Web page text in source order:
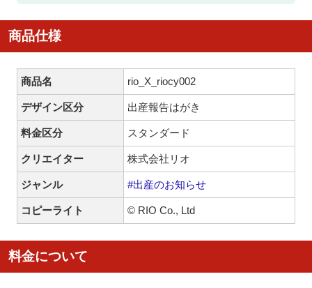
商品仕様
商品名 rio_X_riocy002
デザイン区分 出産報告はがき
料金区分 スタンダード
クリエイター 株式会社リオ
ジャンル #出産のお知らせ
コピーライト © RIO Co., Ltd
料金について